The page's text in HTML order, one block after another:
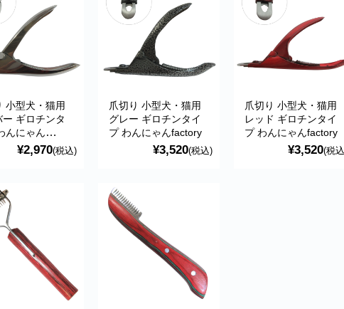
小型犬・猫用
ー ギロチンタ
んにゃん
¥2,970(税込)
爪切り 小型犬・猫用
グレー ギロチンタイ
プ わんにゃんfactory
¥3,520(税込)
爪切り 小型犬・猫用
レッド ギロチンタイ
プ わんにゃんfactory
¥3,520(税